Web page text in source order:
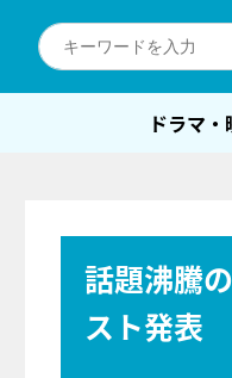
ドラマ・
話題沸騰
スト発表